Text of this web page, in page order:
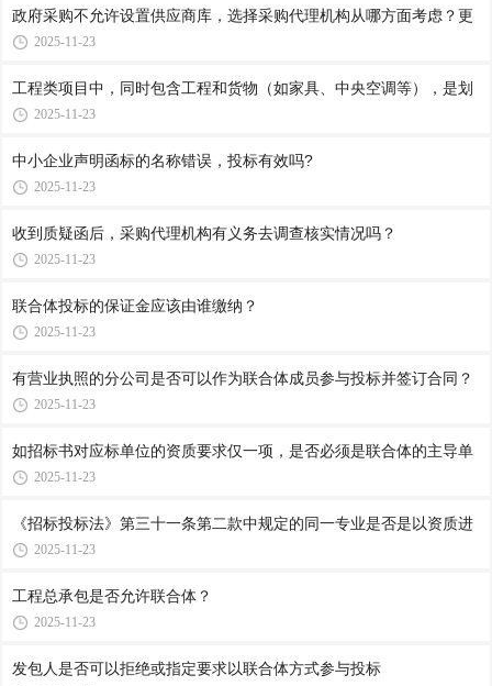
政府采购不允许设置供应商库，选择采购代理机构从哪方面考虑？更
2025-11-23
工程类项目中，同时包含工程和货物（如家具、中央空调等），是划
2025-11-23
中小企业声明函标的名称错误，投标有效吗?
2025-11-23
收到质疑函后，采购代理机构有义务去调查核实情况吗？
2025-11-23
联合体投标的保证金应该由谁缴纳？
2025-11-23
有营业执照的分公司是否可以作为联合体成员参与投标并签订合同？
2025-11-23
如招标书对应标单位的资质要求仅一项，是否必须是联合体的主导单
2025-11-23
《招标投标法》第三十一条第二款中规定的同一专业是否是以资质进
2025-11-23
工程总承包是否允许联合体？
2025-11-23
发包人是否可以拒绝或指定要求以联合体方式参与投标